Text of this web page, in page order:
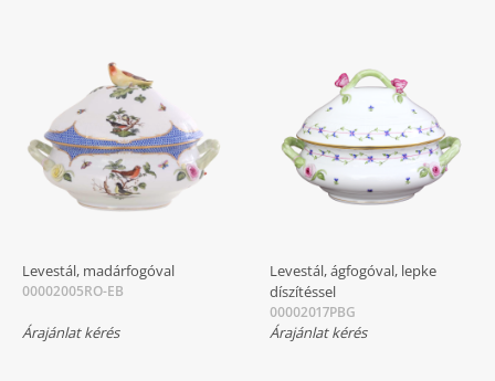
Levestál, madárfogóval
00002005RO-EB
Árajánlat kérés
Levestál, ágfogóval, lepke
díszítéssel
00002017PBG
Árajánlat kérés